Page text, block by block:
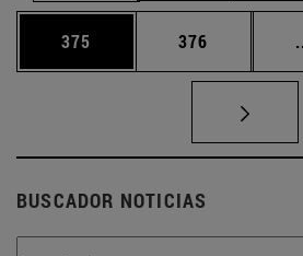
Página
375 Página
376
BUSCADOR NOTICIAS